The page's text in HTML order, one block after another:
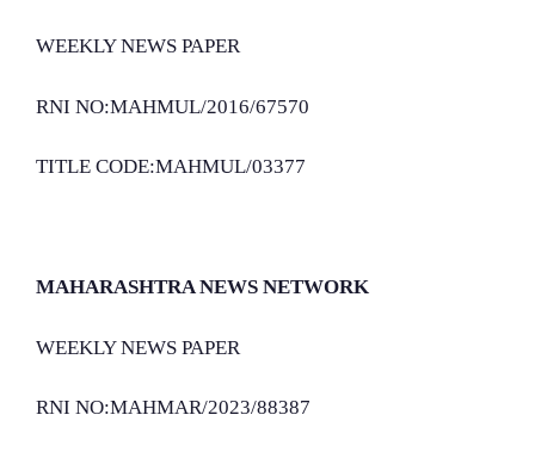
WEEKLY NEWS PAPER
RNI NO:MAHMUL/2016/67570
TITLE CODE:MAHMUL/03377
MAHARASHTRA NEWS NETWORK
WEEKLY NEWS PAPER
RNI NO:MAHMAR/2023/88387